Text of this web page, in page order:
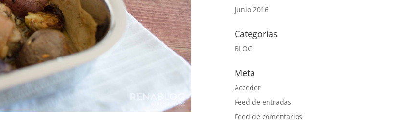
junio 2016
Categorías
BLOG
Meta
Acceder
Feed de entradas
Feed de comentarios